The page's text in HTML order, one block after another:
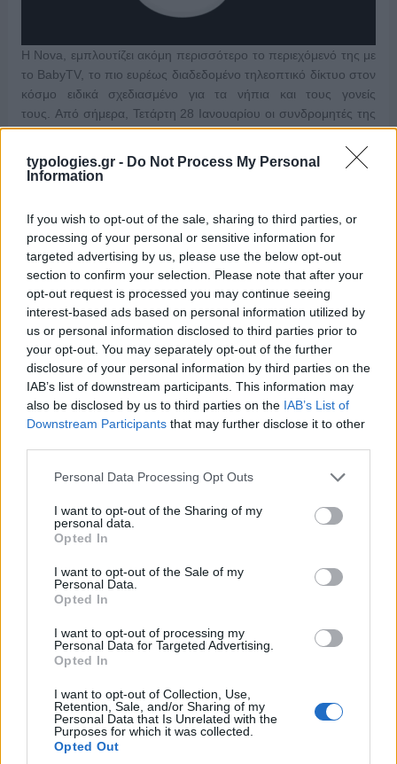
typologies.gr - Do Not Process My Personal
Information
If you wish to opt-out of the sale, sharing to third parties, or
processing of your personal or sensitive information for
targeted advertising by us, please use the below opt-out
section to confirm your selection. Please note that after your
opt-out request is processed you may continue seeing
interest-based ads based on personal information utilized by
us or personal information disclosed to third parties prior to
your opt-out. You may separately opt-out of the further
disclosure of your personal information by third parties on the
IAB’s list of downstream participants. This information may
also be disclosed by us to third parties on the IAB’s List of
Downstream Participants that may further disclose it to other
Please note that this website/app uses one or more Google
not limited to your visit or usage behaviour. You may click to
grant or deny consent to Google and its third-party tags to
use your data for below specified purposes in below Google
consent section.
Personal Data Processing Opt Outs
I want to opt-out of the Sharing of my
personal data.
Opted In
I want to opt-out of the Sale of my
Personal Data.
Opted In
I want to opt-out of processing my
Personal Data for Targeted Advertising.
Opted In
I want to opt-out of Collection, Use,
Retention, Sale, and/or Sharing of my
Personal Data that Is Unrelated with the
Purposes for which it was collected.
Opted Out
Η Nova, εμπλουτίζει ακόμη περισσότερο το περιεχόμενό της με
το BabyTV, το πιο ευρέως διαδεδομένο τηλεοπτικό δίκτυο στον
κόσμο ειδικά σχεδιασμένο για τα νήπια και τους γονείς
τους. Από σήμερα, Τετάρτη 28 Ιανουαρίου οι συνδρομητές της
Nova θα έχουν την ευκαιρία να απολαμβάνουν το πλούσιο
ΑΝΗΚΕΙ ΣΤΗΝ ΚΑΤΗΓΟΡΙΑ: ΑΝΑΚΟΙΝΩΣΕΙΣ , ΤΗΛΕΟΡΑΣΗ
ΕΠΙΣΗΜΑΣΜΕΝΟ ΜΕ: BABYTV ,
Nova: Πλούσια δράση με όλη τη
Stoiximan Super League και ΑΕΚ –
Παναθηναϊκός, Μάντσεστερ
Γιουνάιτεντ – Μάντσεστερ Σίτι, διπλή
Bundesliga, Κύπελλο Ελλάδας
Cosmote Sport!